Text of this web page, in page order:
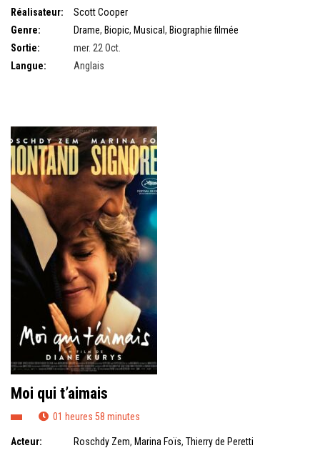
Presse
Réalisateur:
Scott Cooper
Genre:
Drame, Biopic, Musical , Biographie filmée
Sortie:
mer. 22 Oct.
Langue:
Anglais
Moi qui t’aimais
01 heures 58 minutes
Acteur: Roschdy Zem, Marina Foïs, Thierry de Peretti